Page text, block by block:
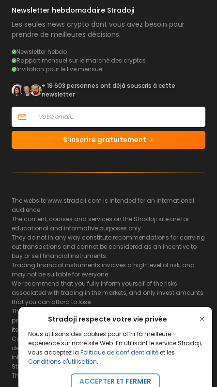
Stradoji respecte votre vie privée
Nous utilisons des cookies pour offrir la meilleure
expérience sur notre site Web. En utilisant le service Stradoji,
vous acceptez la Politique de confidentialitéet les
Conditions d'utilisation.
ACCEPTER ET FERMER
Newsletter hebdomadaire Stradoji
Les seules news crypto dont vous avez besoin pour
prendre de meilleures décisions.
Newsletter hebdo
Rapport mensuel sur le marché des cryptos
Invitation pour le live mensuel
+ 19 603 personnes ont déjà souscris à cette
newsletter
S’inscrire gratuitement
The website www.stradoji.com is intended for an international
audience.
The content, courses and services on the Stradoji site are for
educational and informative purposes only.
They do not in any way constitute recommendations for carrying
out transactions and cannot be considered as an incentive to
buy or sell financial instruments.
Trading financial instruments involves a high level of risk, and
may not be suitable for everyone.
We recommend that you fully inform yourself of the risks
associated with trading in the markets, and only invest amounts
that you can afford to lose.
The Stradoji site does not guarantee the results or the
performance of products based on the information contained on
its site and its servers.
Consequently, the Stradoji site and its publishing company
decline all responsibility in the use that may be made of this
information and the consequences that may result therefrom.
Stradoji Services are not authorized for US citizens or US residents.
The full legal notices areavailable here.